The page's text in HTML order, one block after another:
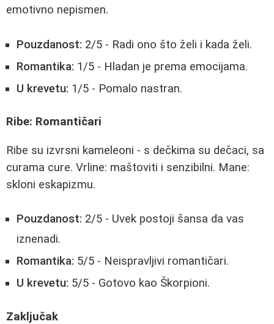
emotivno nepismen.
Pouzdanost: 2/5 - Radi ono što želi i kada želi.
Romantika: 1/5 - Hladan je prema emocijama.
U krevetu: 1/5 - Pomalo nastran.
Ribe: Romantičari
Ribe su izvrsni kameleoni - s dečkima su dečaci, sa
curama cure. Vrline: maštoviti i senzibilni. Mane:
skloni eskapizmu.
Pouzdanost: 2/5 - Uvek postoji šansa da vas
iznenadi.
Romantika: 5/5 - Neispravljivi romantičari.
U krevetu: 5/5 - Gotovo kao Škorpioni.
Zaključak